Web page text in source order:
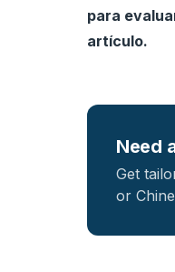
para
artículo.
Need
Get
or